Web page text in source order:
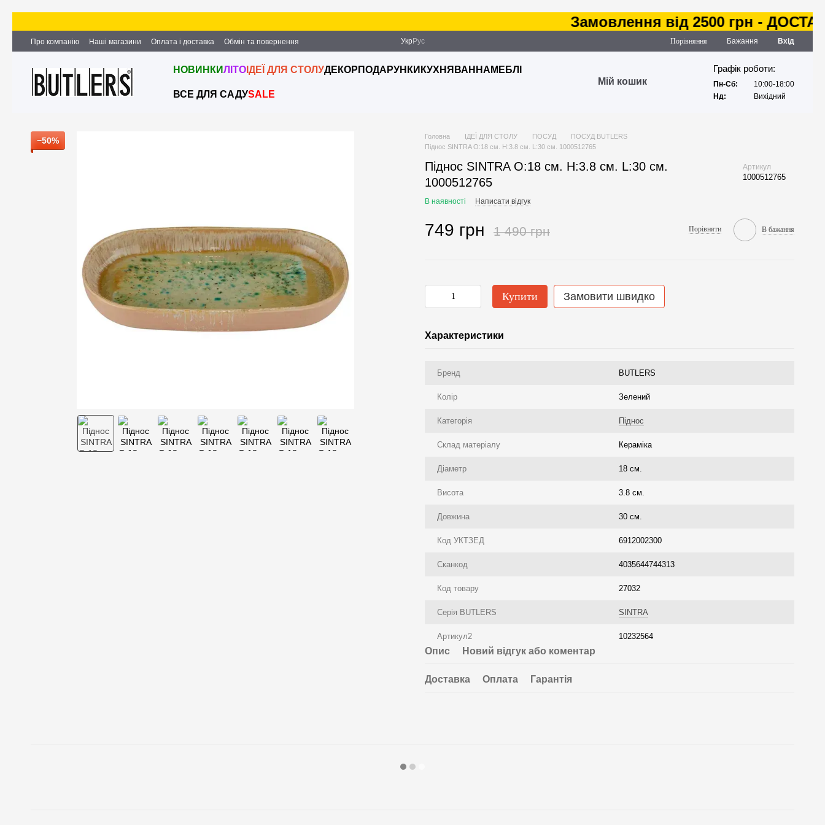
Замовлення від 2500 грн - ДОСТАВКА
Про компанію Наші магазини Оплата і доставка
Обмін та повернення
Партнерство та співпраця
Вакансії Контактна інформація
Укр Рус Порівняння Бажання Вхід
НОВИНКИЛІТО ІДЕЇ ДЛЯ СТОЛУДЕКОР ПОДАРУНКИ КУХНЯ ВАННА МЕБЛІ
ВСЕ ДЛЯ САДУSALE
Мій кошик
Графік роботи:
Пн-Сб:
10:00-18:00
Нд:
Вихідний
−50% Головна ІДЕЇ ДЛЯ СТОЛУ ПОСУД
ПОСУД BUTLERS
Піднос SINTRA O:18 см. H:3.8 см. L:30 см. 1000512765
Піднос SINTRA O:18 см. H:3.8 см. L:30 см.
1000512765
Артикул
1000512765
В наявності Написати відгук
749 грн 1 490 грн Порівняти В бажання
Купити Замовити швидко
Характеристики
Бренд BUTLERS
Колір Зелений
Категорія Піднос
Склад матеріалу Кераміка
Діаметр 18 см.
Висота 3.8 см.
Довжина 30 см.
Код УКТЗЕД 6912002300
Сканкод 4035644744313
Код товару 27032
Серія BUTLERS SINTRA
Артикул2 10232564
Опис Новий відгук або коментар
Доставка Оплата Гарантія